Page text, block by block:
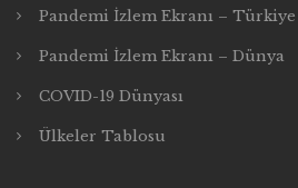
Pandemi İzlem Ekranı – Türkiye
Pandemi İzlem Ekranı – Dünya
COVID-19 Dünyası
Ülkeler Tablosu